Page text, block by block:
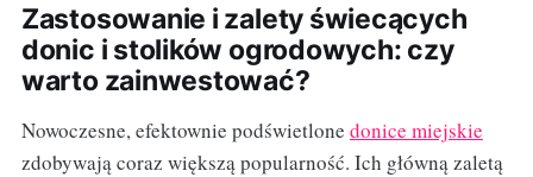
Zastosowanie i zalety świecących
donic i stolików ogrodowych: czy
warto zainwestować?
Nowoczesne, efektownie podświetlone donice miejskie
zdobywają coraz większą popularność. Ich główną zaletą